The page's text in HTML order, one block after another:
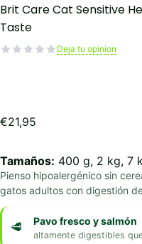
Brit Care Cat Sensitive
Taste
Deja tu opinion
€21,95
Tamaños: 400 g, 2 kg, 7
Pienso hipoalergénico sin
gatos adultos con digestión
Pavo fresco y salmón
altamente digestibles